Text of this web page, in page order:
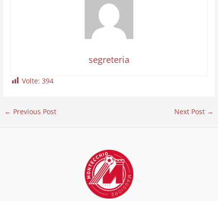
segreteria
Volte: 394
← Previous Post Next Post →